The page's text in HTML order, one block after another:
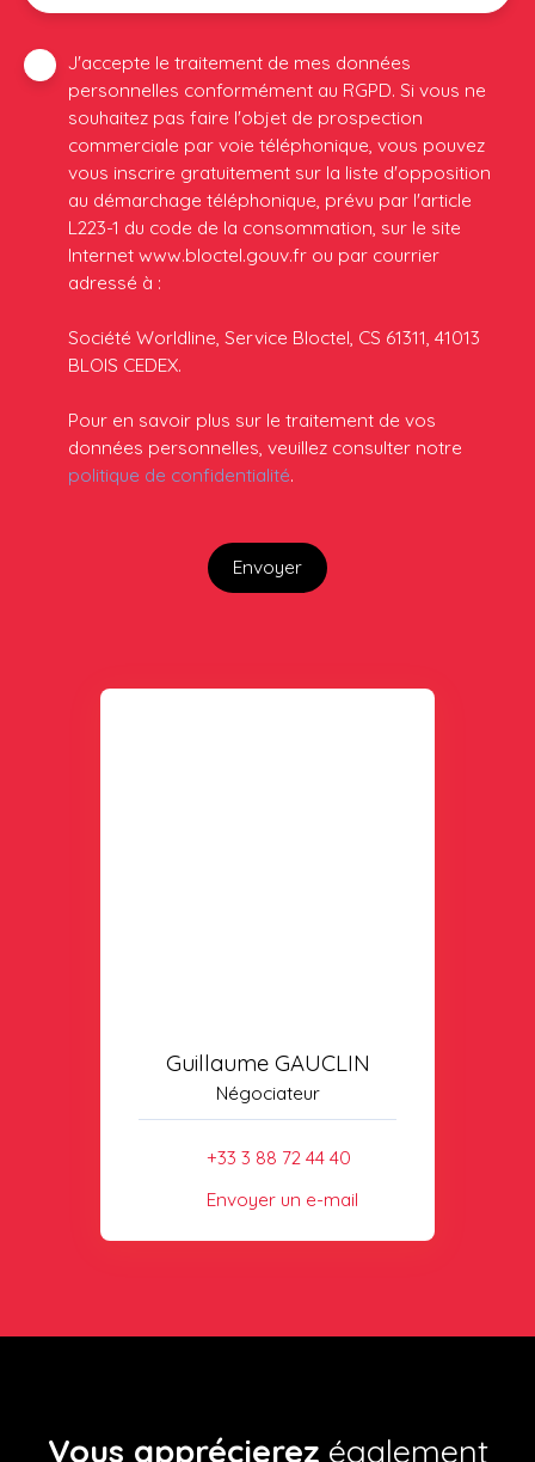
J'accepte le traitement de mes données
personnelles conformément au RGPD. Si vous ne
souhaitez pas faire l'objet de prospection
commerciale par voie téléphonique, vous pouvez
vous inscrire gratuitement sur la liste d'opposition
au démarchage téléphonique, prévu par l'article
L223-1 du code de la consommation, sur le site
Internet www.bloctel.gouv.fr ou par courrier
adressé à :
Société Worldline, Service Bloctel, CS 61311, 41013
BLOIS CEDEX.
Pour en savoir plus sur le traitement de vos
données personnelles, veuillez consulter notre
politique de confidentialité.
Envoyer
Guillaume GAUCLIN
Négociateur
+33 3 88 72 44 40
Envoyer un e-mail
Vous apprécierez également